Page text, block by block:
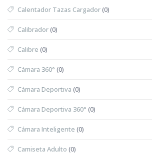
Calentador Tazas Cargador(0)
Calibrador(0)
Calibre (0)
Cámara 360° (0)
Cámara Deportiva (0)
Cámara Deportiva 360° (0)
Cámara Inteligente (0)
Camiseta Adulto (0)